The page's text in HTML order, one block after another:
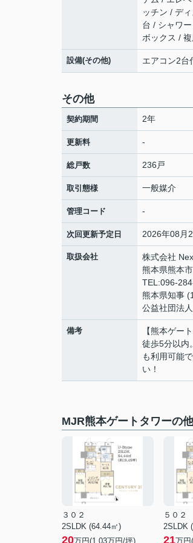
ッチン / デ
台 / シャワ
ボックス /
設備(その他) エアコン2台
その他
契約期間 2年
更新料 -
総戸数 236戸
取引態様 一般媒介
管理コード -
次回更新予定日 2026年08月
取扱会社
株式会社
熊本県熊本
TEL:096-
熊本県知事
公益社団法
備考
【熊本ゲー
徒歩5分以内
も利用可能
い！
MJR熊本ゲートタワーの
３０２
2SLDK (64.44㎡)
20万円(1.03万円/坪)
５０２
2SLDK
21万円(